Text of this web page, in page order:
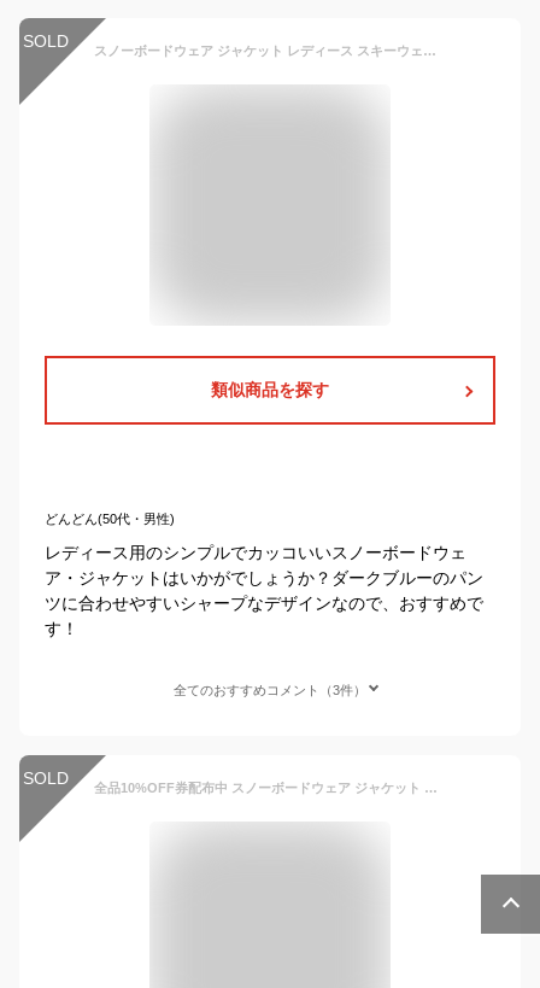
SOLD スノーボードウェア ジャケット レディース スキーウェア スノボウェア ボードウェア オーバーサイズ ゆったり スノボ スノーボード スノボー スキー スノボーウェア スノーウェア ウェア ウエア 激安 ICJ-820
類似商品を探す
どんどん(50代・男性)
レディース用のシンプルでカッコいいスノーボードウェ
ア・ジャケットはいかがでしょうか？ダークブルーのパン
ツに合わせやすいシャープなデザインなので、おすすめで
す！
全てのおすすめコメント（3件）
SOLD 全品10%OFF券配布中 スノーボードウェア ジャケット レディース スキーウェア スノボウェア ボードウェア オーバーサイズ ゆったり スノボ スノーボード スノボー スキー スノボーウェア スノーウェア ウェア ウエア 激安 ICJ-821